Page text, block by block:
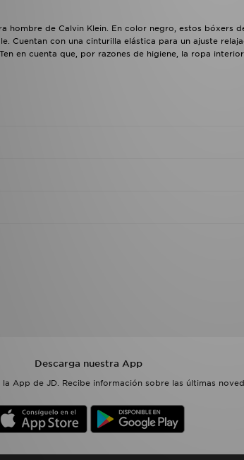
hombre de Calvin Klein. En color negro, estos bóxers
Cuentan con una cinturilla elástica para un ajuste
en cuenta que, por razones de higiene, la ropa
Descarga nuestra App
App de JD. Recibe información sobre las últimas